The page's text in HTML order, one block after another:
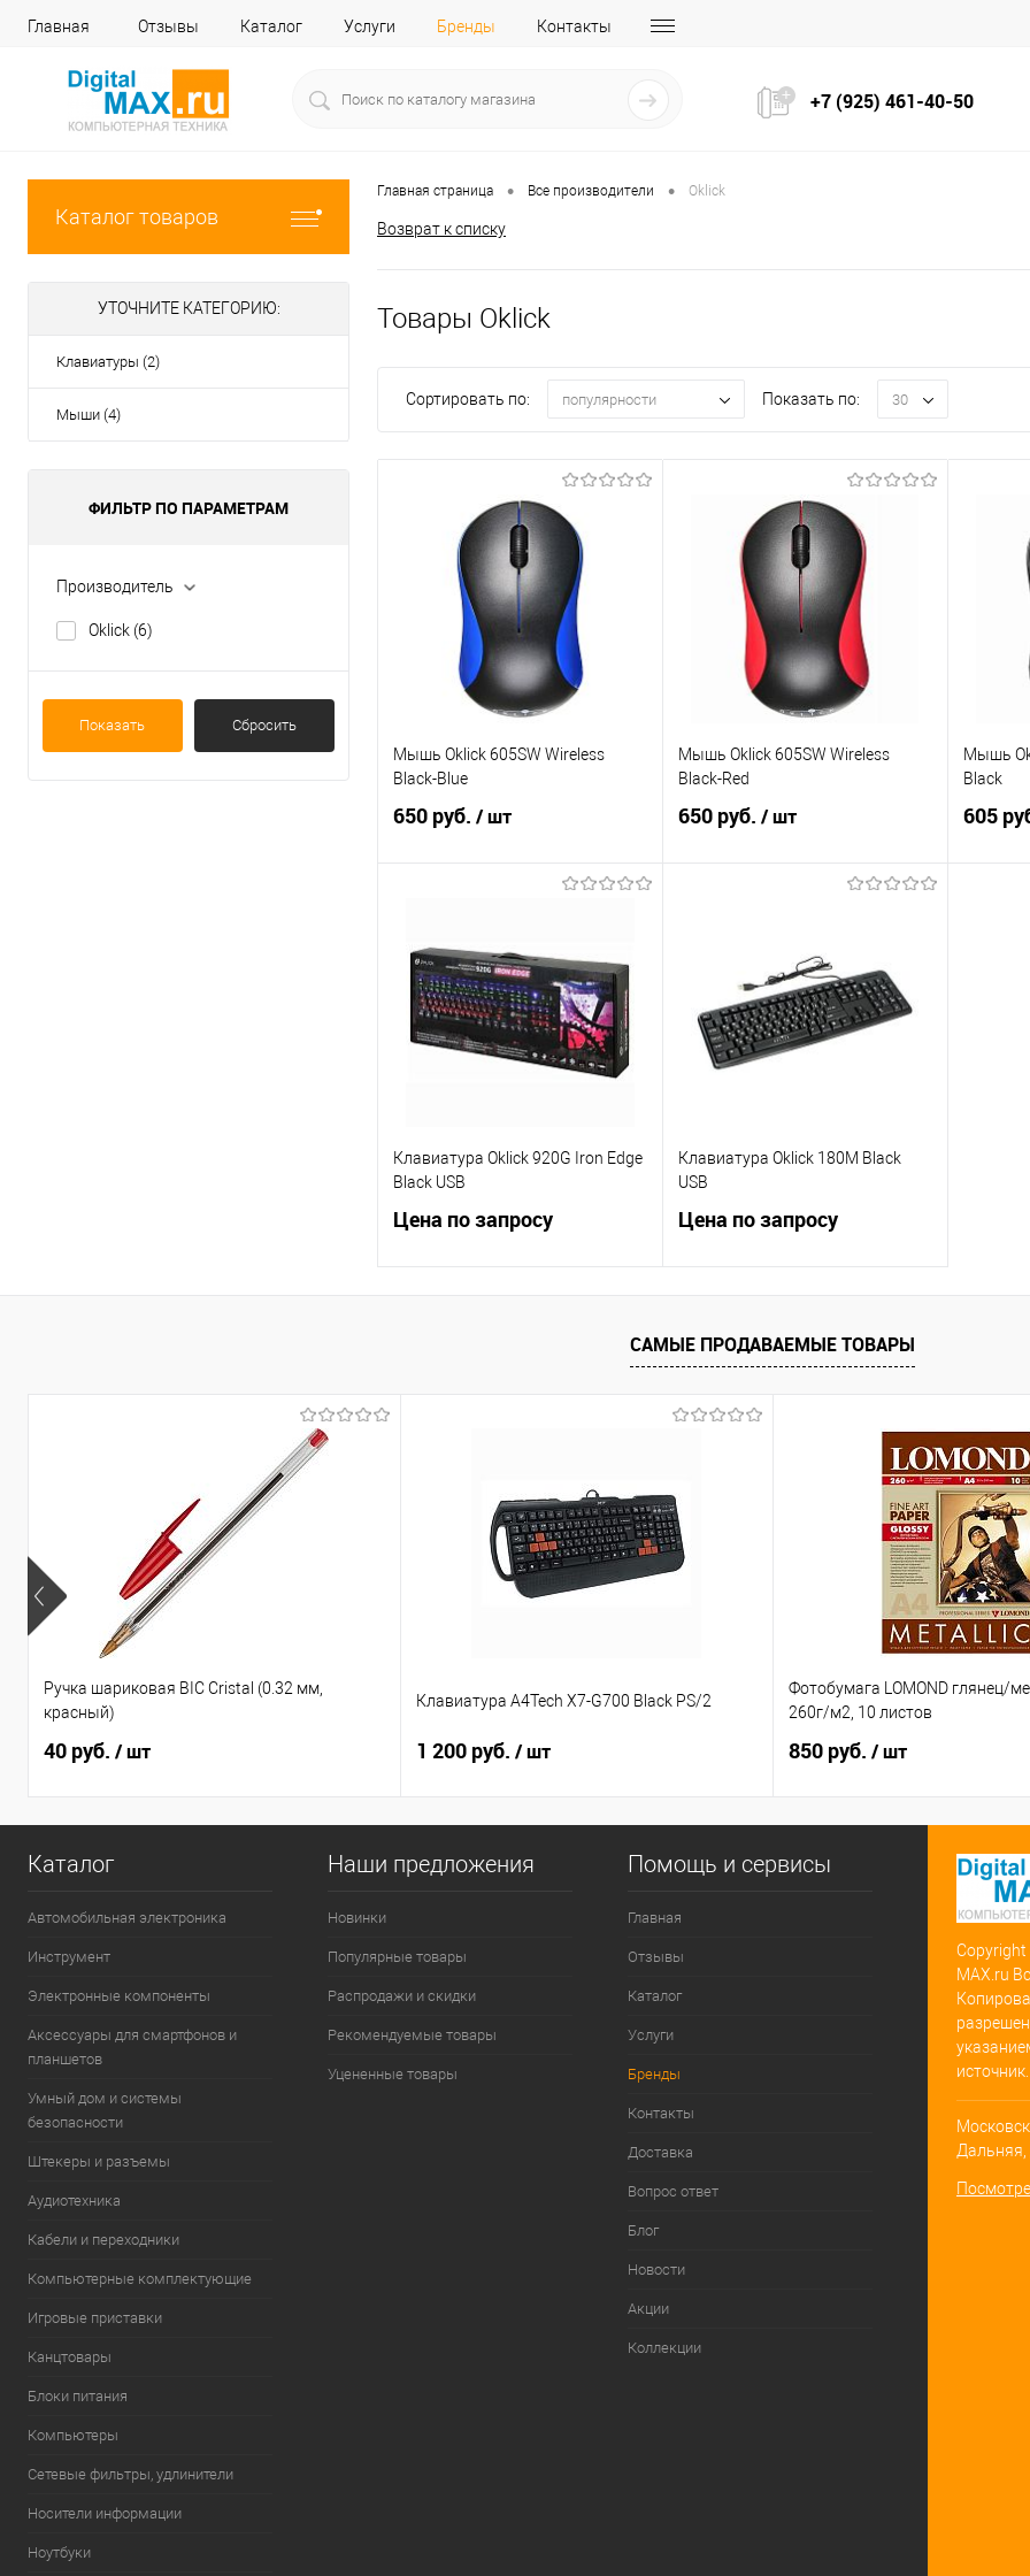
Главная Отзывы Каталог Услуги Бренды Контакты
+7 (925) 461-40-50
Каталог товаров
УТОЧНИТЕ КАТЕГОРИЮ:
Клавиатуры (2)
Мыши (4)
ФИЛЬТР ПО ПАРАМЕТРАМ
Производитель
Oklick (6)
Показать Сбросить
Главная страница • Все производители • Oklick
Возврат к списку
Товары Oklick
Сортировать по: популярности Показать по: 30
Мышь Oklick 605SW Wireless
Black-Blue
650 руб. / шт
Купить в 1 клик
Сравнение
В избранное
В наличии
Мышь Oklick 605SW Wireless
Black-Red
650 руб. / шт
Купить в 1 клик
Сравнение
В избранное
Недоступно
Мышь
Black
605
Клавиатура Oklick 920G Iron Edge
Black USB
Цена по запросу
Клавиатура Oklick 180M Black
USB
Цена по запросу
В избранное
САМЫЕ ПРОДАВАЕМЫЕ ТОВАРЫ
Ручка шариковая BIC Cristal (0.32 мм,
красный)
40 руб. / шт
Клавиатура A4Tech X7-G700 Black PS/2
1 200 руб. / шт
Фотобумага LOMOND глянец/
260г/м2, 10 листов
850 руб. / шт
Каталог
Автомобильная электроника
Инструмент
Электронные компоненты
Аксессуары для смартфонов и
планшетов
Умный дом и системы
безопасности
Штекеры и разъемы
Аудиотехника
Кабели и переходники
Компьютерные комплектующие
Игровые приставки
Канцтовары
Блоки питания
Компьютеры
Сетевые фильтры, удлинители
Носители информации
Ноутбуки
Наши предложения
Новинки
Популярные товары
Распродажи и скидки
Рекомендуемые товары
Уцененные товары
Помощь и сервисы
Главная
Отзывы
Каталог
Услуги
Бренды
Контакты
Доставка
Вопрос ответ
Блог
Новости
Акции
Коллекции
MAX.ru
источник.
Дальняя,